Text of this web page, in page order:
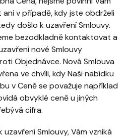
v případě, kdy jste obdrželi
došlo k uzavření Smlouvy.
bezodkladně kontaktovat a
nové Smlouvy
Objednávce. Nová Smlouva
ve chvíli, kdy Naši nabídku
v Ceně se považuje například
obvyklé ceně u jiných
cifra.
Smlouvy, Vám vzniká